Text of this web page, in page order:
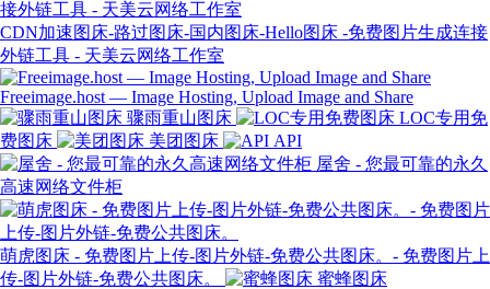
CDN加速图床-路过图床-国内图床-Hello图床 -免费图片生成连接
外链工具 - 天美云网络工作室
Freeimage.host — Image Hosting, Upload Image and Share
骤雨重山图床
LOC专用免
费图床
美团图床
API
屋舍 - 您最可靠的永久
高速网络文件柜
萌虎图床 - 免费图片上传-图片外链-免费公共图床。- 免费图片上
传-图片外链-免费公共图床。
蜜蜂图床